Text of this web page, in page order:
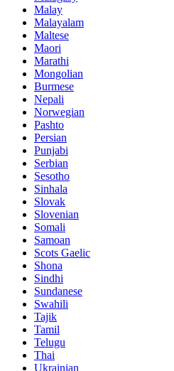
Malay
Malayalam
Maltese
Maori
Marathi
Mongolian
Burmese
Nepali
Norwegian
Pashto
Persian
Punjabi
Serbian
Sesotho
Sinhala
Slovak
Slovenian
Somali
Samoan
Scots Gaelic
Shona
Sindhi
Sundanese
Swahili
Tajik
Tamil
Telugu
Thai
Ukrainian